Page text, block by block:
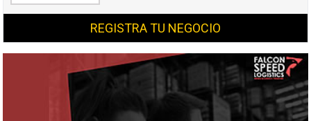
REGISTRA TU NEGOCIO